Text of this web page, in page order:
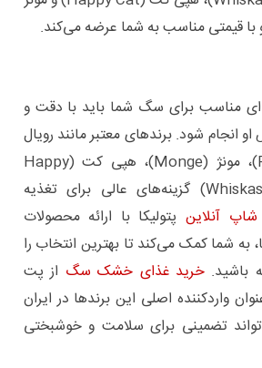
مناسب برای سگ شما باید با دقت و
انجام شود. برندهای معتبر مانند رویال
کنین (Royal Canin)، مونژ (Monge)، هپی کت (Happy
Cat) و ویسکاس (Whiskas) گزینه‌های عالی برای تغذیه
آنلاین پتولیکا با ارائه محصولات
به شما کمک می‌کند تا بهترین انتخاب را
باشید. خرید غذای خشک سگ از پت
واردکننده اصلی این برندها در ایران
تضمینی برای سلامت و خوشبختی